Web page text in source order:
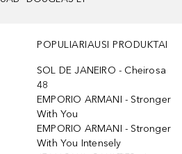
POPULIARIAUSI PRODUKTAI
SOL DE JANEIRO - Cheirosa
48
EMPORIO ARMANI - Stronger
With You
EMPORIO ARMANI - Stronger
With You Intensely